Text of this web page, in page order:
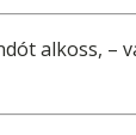
alkoss, –